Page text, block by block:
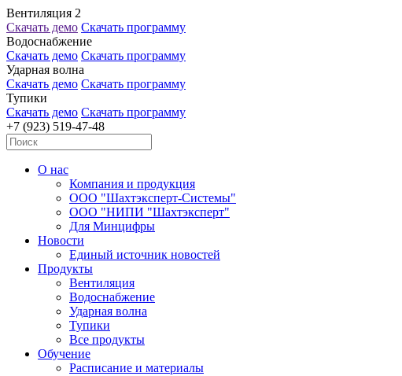
Вентиляция 2
Скачать демо Скачать программу
Водоснабжение
Скачать демо Скачать программу
Ударная волна
Скачать демо Скачать программу
Тупики
Скачать демо Скачать программу
+7 (923) 519-47-48
О нас
Компания и продукция
ООО "Шахтэксперт-Системы"
ООО "НИПИ "Шахтэксперт"
Для Минцифры
Новости
Единый источник новостей
Продукты
Вентиляция
Водоснабжение
Ударная волна
Тупики
Все продукты
Обучение
Расписание и материалы